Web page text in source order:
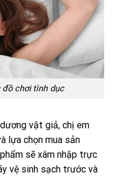
đồ chơi tình dục
vật giả, chị em
lựa chọn mua sản
sẽ xâm nhập trực
vệ sinh sạch trước và